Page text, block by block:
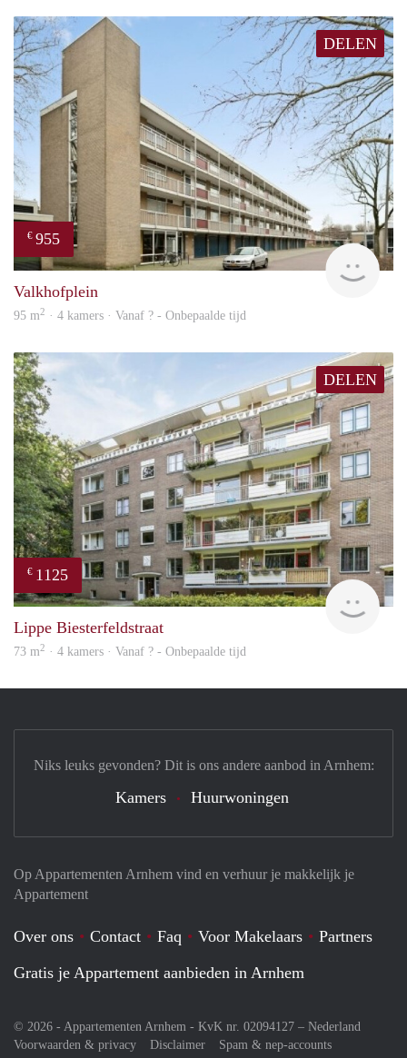
DELEN
€ 955
Valkhofplein
95 m2 · 4 kamers · Vanaf ? - Onbepaalde tijd
DELEN
€ 1125
Lippe Biesterfeldstraat
73 m2 · 4 kamers · Vanaf ? - Onbepaalde tijd
Op Appartementen Arnhem vind en verhuur je makkelijk je
Appartement
Over ons Contact Faq Voor Makelaars
Partners
Gratis je Appartement aanbieden in Arnhem
© 2026 - Appartementen Arnhem - KvK nr. 02094127 – Nederland
Voorwaarden & privacy
Disclaimer
Spam & nep-accounts
Niks leuks gevonden? Dit is ons andere aanbod in Arnhem:
Kamers Huurwoningen